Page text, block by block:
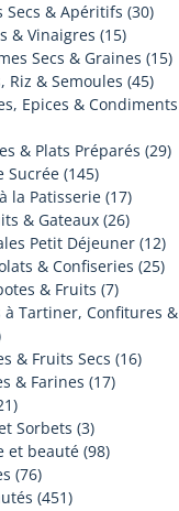
Secs & Apéritifs (30)
& Vinaigres (15)
Secs & Graines (15)
Riz & Semoules (45)
Epices & Condiments
& Plats Préparés (29)
Sucrée (145)
la Patisserie (17)
& Gateaux (26)
Petit Déjeuner (12)
& Confiseries (25)
& Fruits (7)
à Tartiner, Confitures &
& Fruits Secs (16)
& Farines (17)
Sorbets (3)
et beauté (98)
(76)
(451)